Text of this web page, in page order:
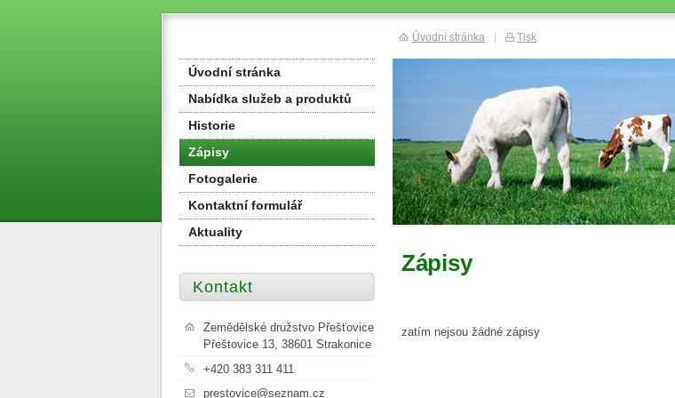
Zápisy
zatím nejsou žádné zápisy
Úvodní stránka
Nabídka služeb a produktů
Historie
Zápisy
Fotogalerie
Kontaktní formulář
Aktuality
Kontakt
Zemědělské družstvo Přešťovice
Přeštovice 13, 38601 Strakonice
+420 383 311 411
prestovice@seznam.cz
Úvodní stránka | Tisk